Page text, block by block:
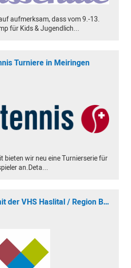
aufmerksam, dass vom 9.-13.
für Kids & Jugendlich...
Turniere in Meiringen
bieten wir neu eine Turnierserie für
an.Deta...
Zusammenarbeit mit der VHS Haslital / Region Brienz